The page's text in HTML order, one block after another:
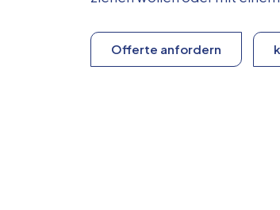
Offerte anfordern